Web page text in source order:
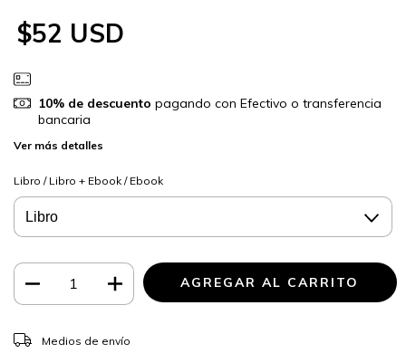
$52 USD
10% de descuento pagando con Efectivo o transferencia
bancaria
Ver más detalles
Libro / Libro + Ebook / Ebook
Entregas para el CP:
Medios de envío